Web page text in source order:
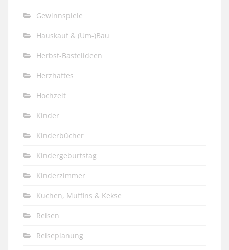
Gewinnspiele
Hauskauf & (Um-)Bau
Herbst-Bastelideen
Herzhaftes
Hochzeit
Kinder
Kinderbücher
Kindergeburtstag
Kinderzimmer
Kuchen, Muffins & Kekse
Reisen
Reiseplanung